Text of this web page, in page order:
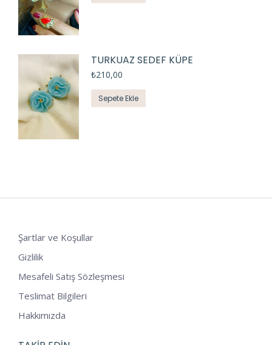
TURKUAZ SEDEF KÜPE
₺210,00
Sepete Ekle
Şartlar ve Koşullar
Gizlilik
Mesafeli Satış Sözleşmesi
Teslimat Bilgileri
Hakkımızda